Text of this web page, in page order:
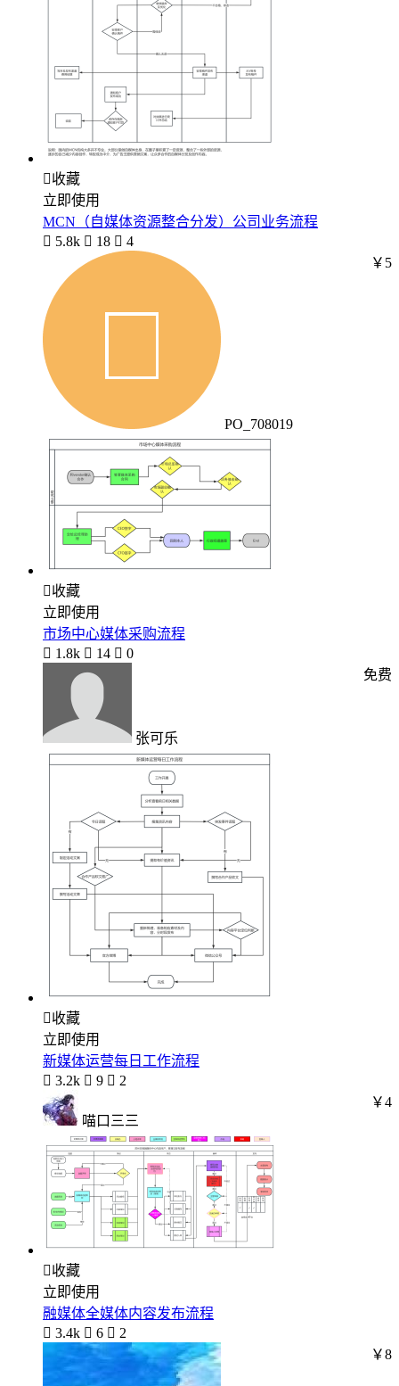
收藏
立即使用
MCN（自媒体资源整合分发）公司业务流程
 5.8k  18  4
PO_708019
￥5
收藏
立即使用
市场中心媒体采购流程
 1.8k  14  0
张可乐
免费
收藏
立即使用
新媒体运营每日工作流程
 3.2k  9  2
喵口三三
￥4
收藏
立即使用
融媒体全媒体内容发布流程
 3.4k  6  2
￥8